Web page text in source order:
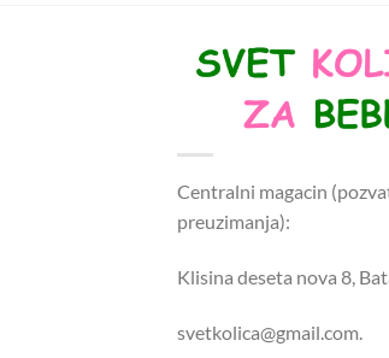
Centralni magacin
preuzimanja):
Klisina deseta nova 8,
svetkolica@gmail.com.